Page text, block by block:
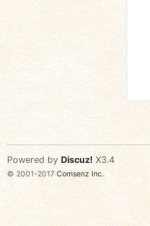
Powered by Discuz! X3.4
© 2001-2017 Comsenz Inc.